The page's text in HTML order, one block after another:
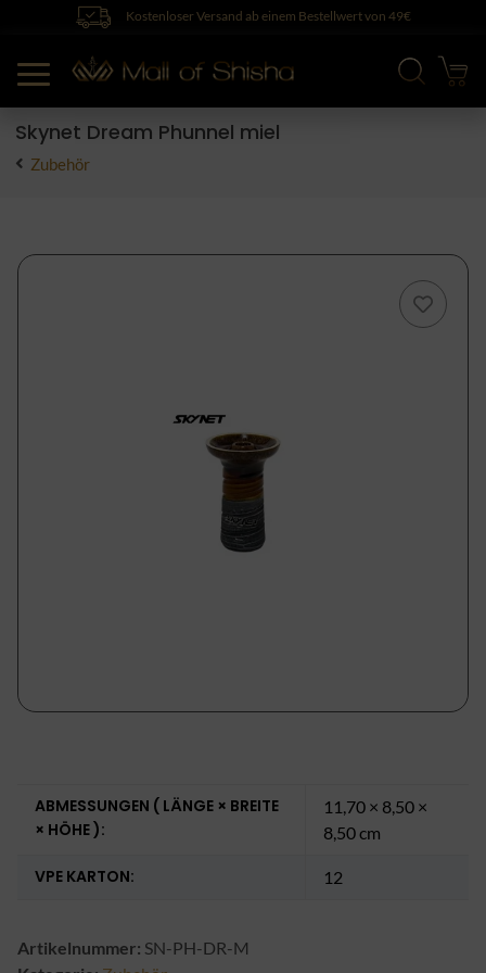
Kostenloser Versand ab einem Bestellwert von 49€
Skynet Dream Phunnel miel
Zubehör
ABMESSUNGEN ( LÄNGE × BREITE
× HÖHE ):
11,70 × 8,50 ×
8,50 cm
VPE KARTON: 12
Artikelnummer: SN-PH-DR-M